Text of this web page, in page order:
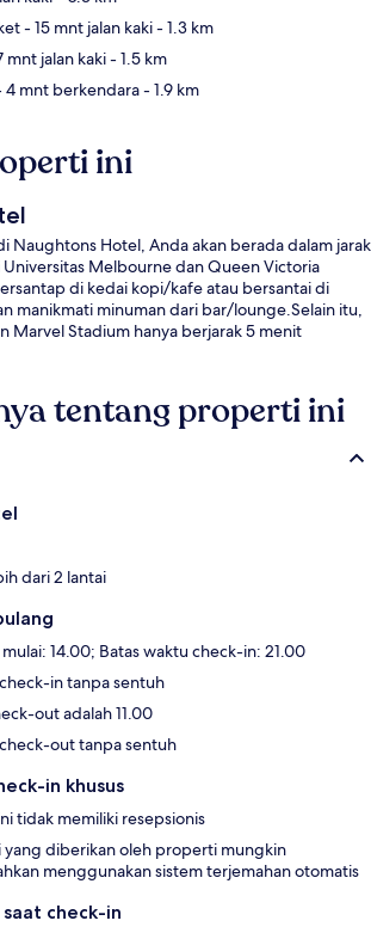
- 15 mnt jalan kaki- 1.3 km
mnt jalan kaki- 1.5 km
4 mnt berkendara- 1.9 km
ini
Naughtons Hotel, Anda akan berada dalam jarak
Universitas Melbourne dan Queen Victoria
di kedai kopi/kafe atau bersantai di
manikmati minuman dari bar/lounge.Selain itu,
Marvel Stadium hanya berjarak 5 menit
tentang properti ini
dari 2 lantai
14.00; Batas waktu check-in: 21.00
in tanpa sentuh
out adalah 11.00
out tanpa sentuh
in khusus
tidak memiliki resepsionis
yang diberikan oleh properti mungkin
menggunakan sistem terjemahan otomatis
check-in